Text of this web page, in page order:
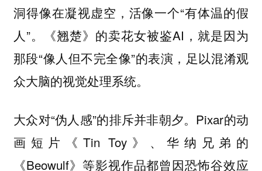
洞得像在凝视虚空，活像一个“有体温的假
人”。《翘楚》的卖花女被鉴AI，就是因为
那段“像人但不完全像”的表演，足以混淆观
众大脑的视觉处理系统。
大众对“伪人感”的排斥并非朝夕。Pixar的动
画短片《Tin Toy》、华纳兄弟的
《Beowulf》等影视作品都曾因恐怖谷效应